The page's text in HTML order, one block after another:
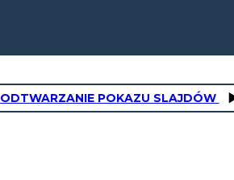
ODTWARZANIE POKAZU SLAJDÓW